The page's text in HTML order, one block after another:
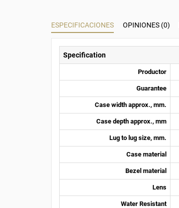
ESPECIFICACIONES OPINIONES (0)
Specification
Productor
Guarantee
Case width approx., mm.
Case depth approx., mm
Lug to lug size, mm.
Case material
Bezel material
Lens
Water Resistant